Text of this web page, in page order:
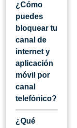
¿Cómo
puedes
bloquear tu
canal de
internet y
aplicación
móvil por
canal
telefónico?
¿Qué